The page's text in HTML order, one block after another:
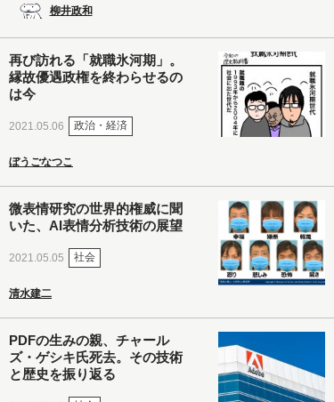
柳井政和
再び訪れる「就職氷河期」。
縁故優遇政権を終わらせるの
は今
2021.05.06 政治・経済
ぼうごなつこ
微表情研究の世界的権威に聞
いた、AI表情分析技術の展望
2021.05.05 社会
清水建二
PDFの生みの親、チャール
ズ・ゲシキ氏死去。その技術
と歴史を振り返る